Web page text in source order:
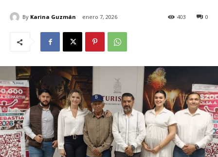
By Karina Guzmán enero 7, 2026 0
403